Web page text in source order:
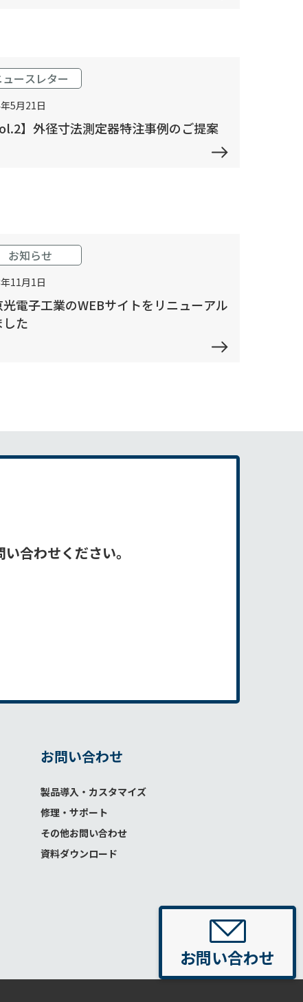
ュースレター
5月21日
】外径寸法測定器特注事例のご提案
お知らせ
11月1日
光電子工業のWEBサイトをリニューアル
した
合わせください。
お問い合わせ
製品導入・カスタマイズ
修理・サポート
その他お問い合わせ
資料ダウンロード
お問い合わせ